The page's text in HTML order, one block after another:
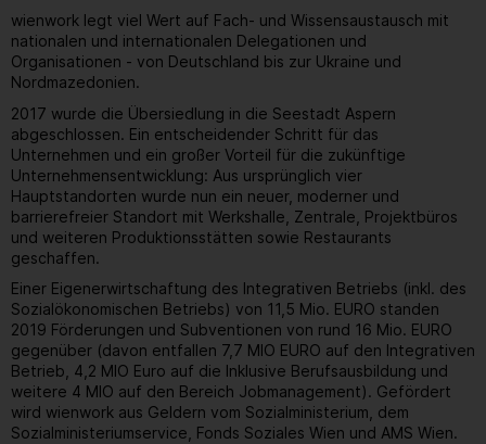
wienwork legt viel Wert auf Fach- und Wissensaustausch mit
nationalen und internationalen Delegationen und
Organisationen - von Deutschland bis zur Ukraine und
Nordmazedonien.
2017 wurde die Übersiedlung in die Seestadt Aspern
abgeschlossen. Ein entscheidender Schritt für das
Unternehmen und ein großer Vorteil für die zukünftige
Unternehmensentwicklung: Aus ursprünglich vier
Hauptstandorten wurde nun ein neuer, moderner und
barrierefreier Standort mit Werkshalle, Zentrale, Projektbüros
und weiteren Produktionsstätten sowie Restaurants
geschaffen.
Einer Eigenerwirtschaftung des Integrativen Betriebs (inkl. des
Sozialökonomischen Betriebs) von 11,5 Mio. EURO standen
2019 Förderungen und Subventionen von rund 16 Mio. EURO
gegenüber (davon entfallen 7,7 MIO EURO auf den Integrativen
Betrieb, 4,2 MIO Euro auf die Inklusive Berufsausbildung und
weitere 4 MIO auf den Bereich Jobmanagement). Gefördert
wird wienwork aus Geldern vom Sozialministerium, dem
Sozialministeriumservice, Fonds Soziales Wien und AMS Wien.